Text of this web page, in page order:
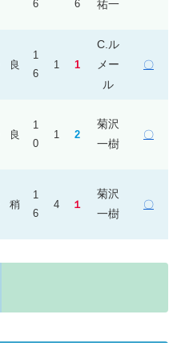
6 6 祐一
良
1
6
1 1
C.ル
メー
ル
〇
良
1
0
1 2
菊沢
一樹
〇
稍
1
6
4 １
菊沢
一樹
〇